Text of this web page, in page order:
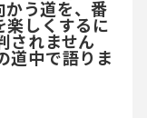
かう道を、番
しくするに
されません
道中で語りま